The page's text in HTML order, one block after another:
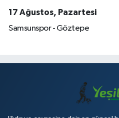
17 Ağustos, Pazartesi
Samsunspor - Göztepe